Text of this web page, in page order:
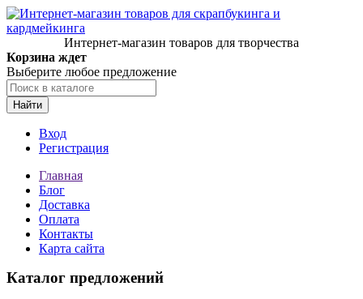
Интернет-магазин товаров для творчества
Корзина ждет
Выберите любое предложение
Найти
Вход
Регистрация
Главная
Блог
Доставка
Оплата
Контакты
Карта сайта
Каталог предложений